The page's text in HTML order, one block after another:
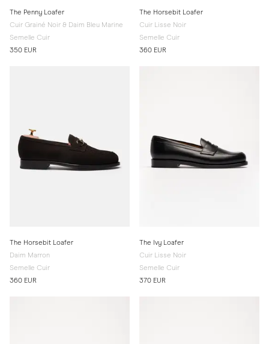
The Penny Loafer
Cuir Grainé Noir & Daim Bleu Marine
Semelle Cuir
350 EUR
The Horsebit Loafer
Cuir Lisse Noir
Semelle Cuir
360 EUR
The Horsebit Loafer
Daim Marron
Semelle Cuir
360 EUR
The Ivy Loafer
Cuir Lisse Noir
Semelle Cuir
370 EUR